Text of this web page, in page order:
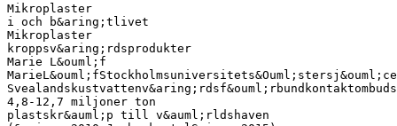
Mikroplaster
i och b&aring;tlivet
Mikroplaster
kroppsv&aring;rdsprodukter
Marie L&ouml;f
4,8-12,7 miljoner ton
plastskr&auml;p till v&auml;rldshaven